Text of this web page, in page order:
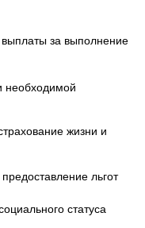
за выполнение
необходимой
жизни и
льгот
статуса